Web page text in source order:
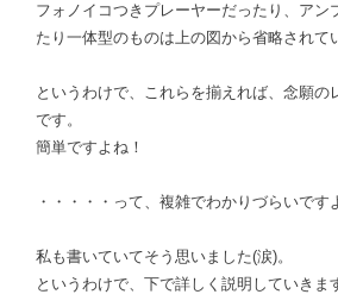
フォノイコつきプレーヤーだったり、アン
たり一体型のものは上の図から省略されて
というわけで、これらを揃えれば、念願の
です。
簡単ですよね！
・・・・・って、複雑でわかりづらいです
私も書いていてそう思いました(涙)。
というわけで、下で詳しく説明していきま